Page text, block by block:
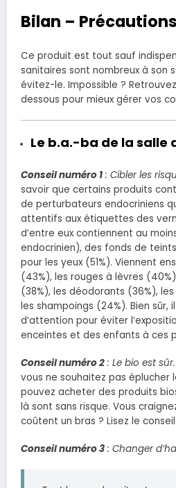
Bilan –
Ce produit est tout sauf
sanitaires sont nombreux à son
évitez-le. Impossible ?
dessous pour mieux gérer vos
Le b.a.-ba de la salle
Conseil numéro 1 : Cibler les
savoir que certains produits
de perturbateurs endocriniens
attentifs aux étiquettes des
d’entre eux contiennent au
endocrinien), des fonds de
pour les yeux (51%). Viennent
(43%), les rouges à lèvres
(38%), les déodorants (36%),
les shampoings (24%). Bien sûr,
d’attention pour éviter
enceintes et des enfants à ces
Conseil numéro 2 : Le bio est sûr.
vous ne souhaitez pas éplucher
pouvez acheter des produits
là sont sans risque. Vous
coûtent un bras ? Lisez le
Conseil numéro 3 : Changer